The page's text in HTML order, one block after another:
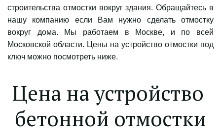
строительства отмостки вокруг здания. Обращайтесь в
нашу компанию если Вам нужно сделать отмостку
вокруг дома. Мы работаем в Москве, и по всей
Московской области. Цены на устройство отмостки под
ключ можно посмотреть ниже.
Цена на устройство
бетонной отмостки